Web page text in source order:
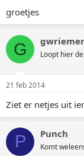
groetjes
G Loopt hier
21 feb 2014
Ziet er netjes uit
P Punch
Komt